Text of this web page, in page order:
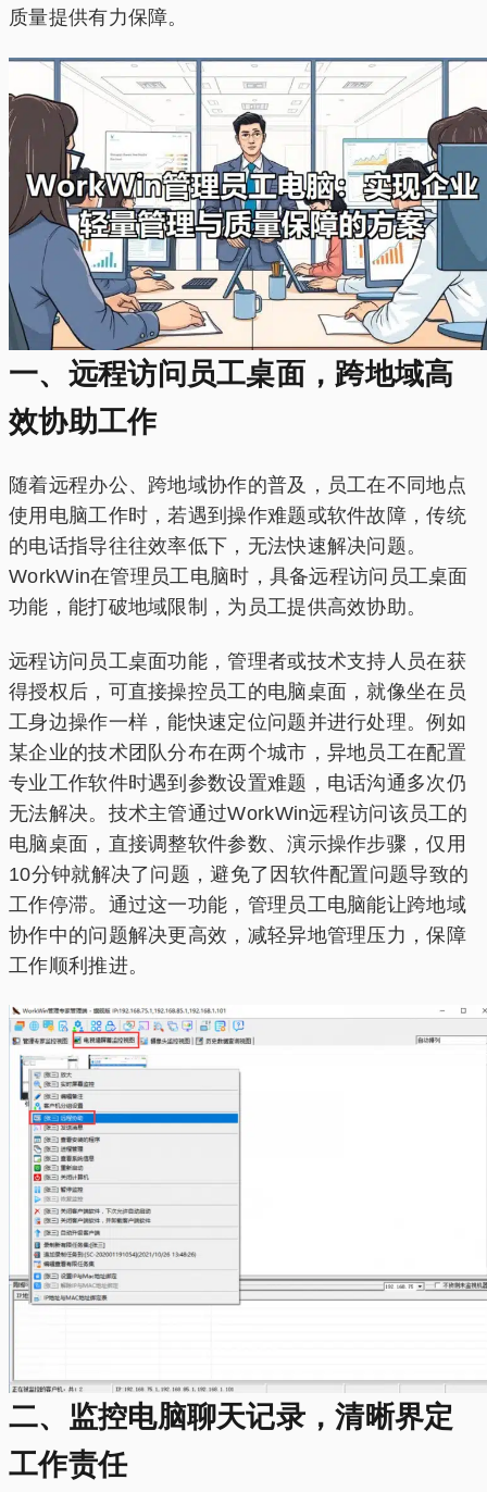
质量提供有力保障。
一、远程访问员工桌面，跨地域高
效协助工作
随着远程办公、跨地域协作的普及，员工在不同地点
使用电脑工作时，若遇到操作难题或软件故障，传统
的电话指导往往效率低下，无法快速解决问题。
WorkWin在管理员工电脑时，具备远程访问员工桌面
功能，能打破地域限制，为员工提供高效协助。
远程访问员工桌面功能，管理者或技术支持人员在获
得授权后，可直接操控员工的电脑桌面，就像坐在员
工身边操作一样，能快速定位问题并进行处理。例如
某企业的技术团队分布在两个城市，异地员工在配置
专业工作软件时遇到参数设置难题，电话沟通多次仍
无法解决。技术主管通过WorkWin远程访问该员工的
电脑桌面，直接调整软件参数、演示操作步骤，仅用
10分钟就解决了问题，避免了因软件配置问题导致的
工作停滞。通过这一功能，管理员工电脑能让跨地域
协作中的问题解决更高效，减轻异地管理压力，保障
工作顺利推进。
二、监控电脑聊天记录，清晰界定
工作责任